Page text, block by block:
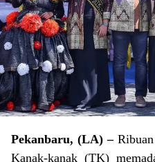
Pekanbaru, (LA) –
Kanak-kanak (TK)